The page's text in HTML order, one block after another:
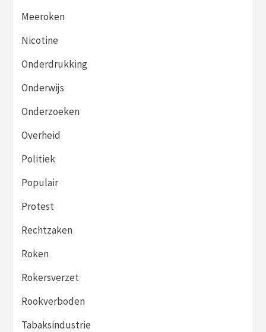
Meeroken
Nicotine
Onderdrukking
Onderwijs
Onderzoeken
Overheid
Politiek
Populair
Protest
Rechtzaken
Roken
Rokersverzet
Rookverboden
Tabaksindustrie